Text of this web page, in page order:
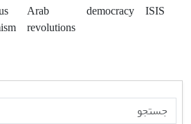
Arab
revolutions
democracy ISIS